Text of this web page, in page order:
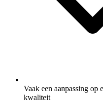
Vaak een aanpassing op
kwaliteit